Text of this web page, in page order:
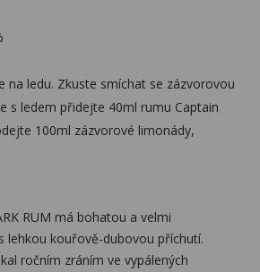
na ledu. Zkuste smíchat se zázvorovou
s ledem přidejte 40ml rumu Captain
100ml zázvorové limonády,
RUM má bohatou a velmi
lehkou kouřově-dubovou příchutí.
ročním zráním ve vypálených